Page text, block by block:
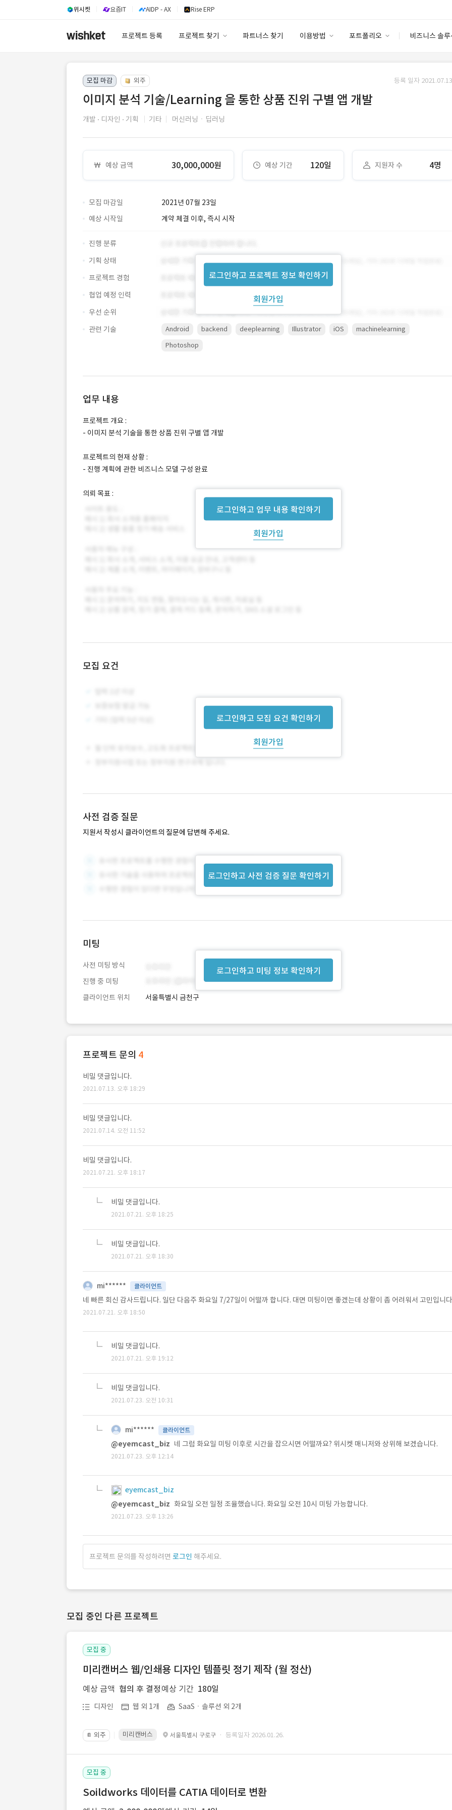
위시켓 요즘IT AIDP - AX Rise ERP
프로젝트 등록 프로젝트 찾기 파트너스 찾기 이용방법 포트폴리오 비즈니스 솔
이용요금
고객센터
안심 코드 케어
모집 마감 외주 등록 일자
이미지 분석 기술/Learning 을 통한 상품 진위 구별 앱 개발
개발 디자인 기획 기타 머신러닝ㆍ딥러닝
예상 금액 30,000,000원 예상 기간 120일 지원자 수 4명
모집 마감일 2021년 07월 23일
로그인하고 프로젝트 정보 확인하기
회원가입
예상 시작일 계약 체결 이후, 즉시 시작
진행 분류
기획 상태
프로젝트 경험
협업 예정 인력
우선 순위
관련 기술
Android backend deeplearning Illustrator iOS
machinelearning
Photoshop
업무 내용
로그인하고 업무 내용 확인하기
회원가입
프로젝트 개요 :
- 이미지 분석 기술을 통한 상품 진위 구별 앱 개발
프로젝트의 현재 상황 :
- 진행 계획에 관한 비즈니스 모델 구성 완료
의뢰 목표 :
모집 요건
로그인하고 모집 요건 확인하기
회원가입
사전 검증 질문
지원서 작성시 클라이언트의 질문에 답변해 주세요.
로그인하고 사전 검증 질문 확인하기
로그인하고 미팅 정보 확인하기
미팅
사전 미팅 방식
진행 중 미팅
클라이언트 위치
서울특별시 금천구
프로젝트 문의 4
비밀 댓글입니다.
2021.07.13. 오후 18:29
비밀 댓글입니다.
2021.07.14. 오전 11:52
비밀 댓글입니다.
2021.07.21. 오후 18:17
비밀 댓글입니다.
2021.07.21. 오후 18:25
비밀 댓글입니다.
2021.07.21. 오후 18:30
mi****** 클라이언트
네 빠른 회신 감사드립니다. 일단 다음주 화요일 7/27일이 어떨까 합니다. 대면 미팅이면 좋겠는데 상황이 좀 어려워서 고민입니
2021.07.21. 오후 18:50
비밀 댓글입니다.
2021.07.21. 오후 19:12
비밀 댓글입니다.
2021.07.23. 오전 10:31
mi****** 클라이언트
@eyemcast_biz 네 그럼 화요일 미팅 이후로 시간을 잡으시면 어떨까요? 위시켓 매니저와 상위해 보겠습니다.
2021.07.23. 오후 12:14
eyemcast_biz
@eyemcast_biz 화요일 오전 일정 조율했습니다. 화요일 오전 10시 미팅 가능합니다.
2021.07.23. 오후 13:26
프로젝트 문의를 작성하려면 로그인 해주세요.
모집 중인 다른 프로젝트
모집 중
미리캔버스 웹/인쇄용 디자인 템플릿 정기 제작 (월 정산)
예상 금액 협의 후 결정 예상 기간 180일
디자인 웹 외 1개 SaaSㆍ솔루션 외 2개
📔 외주 미리캔버스 서울특별시 구로구 · 등록일자 2026.01.26.
모집 중
Soildworks 데이터를 CATIA 데이터로 변환